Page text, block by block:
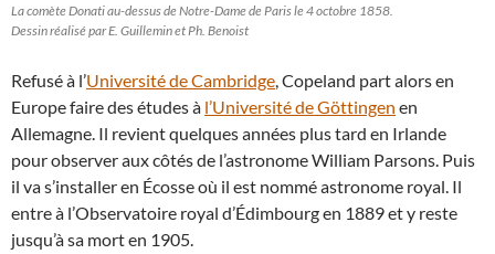
La comète Donati au-dessus de Notre-Dame de Paris le 4 octobre 1858.
Dessin réalisé par E. Guillemin et Ph. Benoist
Refusé à l’Université de Cambridge, Copeland part alors en
Europe faire des études à l’Université de Göttingen en
Allemagne. Il revient quelques années plus tard en Irlande
pour observer aux côtés de l’astronome William Parsons. Puis
il va s’installer en Écosse où il est nommé astronome royal. Il
entre à l’Observatoire royal d’Édimbourg en 1889 et y reste
jusqu’à sa mort en 1905.